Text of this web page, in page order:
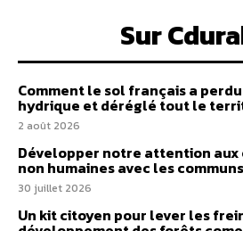
Sur
Comment le sol français a
hydrique et déréglé tout le
2 août 2026
Développer notre attention aux
non humaines avec les
30 juillet 2026
Un kit citoyen pour lever les